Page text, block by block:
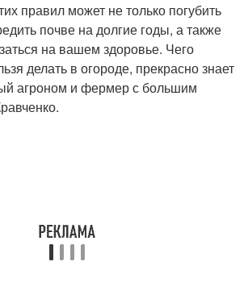
правил может не только погубить
почве на долгие годы, а также
на вашем здоровье. Чего
делать в огороде, прекрасно знает
агроном и фермер с большим